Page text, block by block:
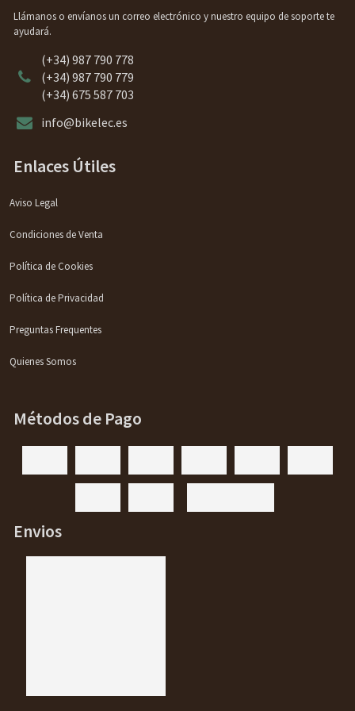
Llámanos o envíanos un correo electrónico y nuestro equipo de soporte te
ayudará.
(+34) 987 790 778
(+34) 987 790 779
(+34) 675 587 703
info@bikelec.es
Enlaces Útiles
Aviso Legal
Condiciones de Venta
Política de Cookies
Política de Privacidad
Preguntas Frequentes
Quienes Somos
Métodos de Pago
Envios